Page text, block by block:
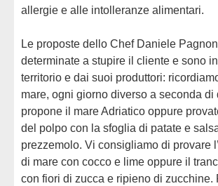
allergie e alle intolleranze alimentari.
Le proposte dello Chef Daniele Pagnoni sono
determinate a stupire il cliente e sono
territorio e dai suoi produttori:
mare, ogni giorno diverso a seconda di
propone il mare Adriatico oppure
del polpo con la sfoglia di patate e
prezzemolo. Vi consigliamo di provare
di mare con cocco e lime oppure il
con fiori di zucca e ripieno di zucchine.